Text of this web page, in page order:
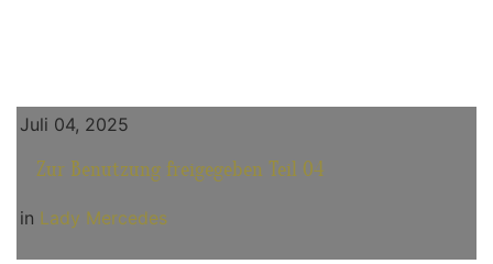
Juli 04, 2025
Zur Benutzung freigegeben Teil 04
in Lady Mercedes